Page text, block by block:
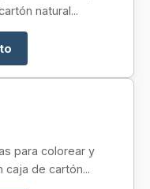
natural...
para colorear y
caja de cartón...